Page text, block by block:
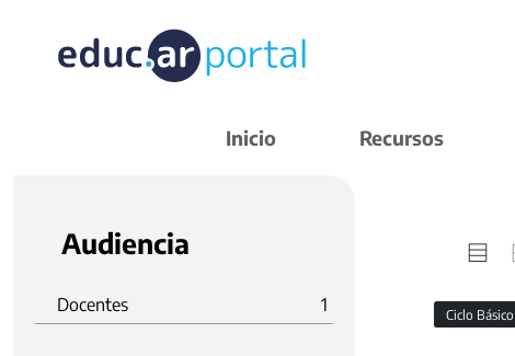
Inicio Recursos
Audiencia
Docentes 1 Ciclo Básico